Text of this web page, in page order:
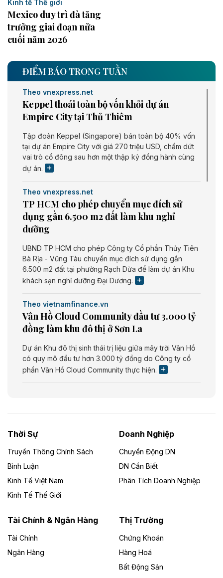
Kinh tế Thế giới
Mexico duy trì đà tăng
trưởng giai đoạn nửa
cuối năm 2026
ĐIỂM BÁO TRONG TUẦN
Theo vnexpress.net
Keppel thoái toàn bộ vốn khỏi dự án
Empire City tại Thủ Thiêm
Tập đoàn Keppel (Singapore) bán toàn bộ 40% vốn
tại dự án Empire City với giá 270 triệu USD, chấm dứt
vai trò cổ đông sau hơn một thập kỷ đồng hành cùng
dự án.
Theo vnexpress.net
TP HCM cho phép chuyển mục đích sử
dụng gần 6.500 m2 đất làm khu nghỉ
dưỡng
UBND TP HCM cho phép Công ty Cổ phần Thủy Tiên
Bà Rịa - Vũng Tàu chuyển mục đích sử dụng gần
6.500 m2 đất tại phường Rạch Dừa để làm dự án Khu
khách sạn nghỉ dưỡng Đại Dương.
Theo vietnamfinance.vn
Vân Hồ Cloud Community đầu tư 3.000 tỷ
đồng làm khu đô thị ở Sơn La
Dự án Khu đô thị sinh thái trị liệu giữa mây trời Vân Hồ
có quy mô đầu tư hơn 3.000 tỷ đồng do Công ty cổ
phần Vân Hồ Cloud Community thực hiện.
Dự án Nhà máy xử lý rác và phát điện Bắc Giang do
Công ty TNHH Năng lượng môi trường Bắc Giang làm
Theo vietnamfinance.vn
Đức Long Gia Lai mở rộng ‘hệ sinh thái’
Lai
Bốn doanh nghiệp có sự góp vốn của Công ty Cổ
phần Tập đoàn Đức Long Gia Lai (HoSE: DLG) được
Gia Lai với tổng vốn hơn 4.750 tỷ đồng.
Thời Sự
Truyền Thông Chính Sách
Bình Luận
Kinh Tế Việt Nam
Kinh Tế Thế Giới
Doanh Nghiệp
Chuyển Động DN
DN Cần Biết
Phân Tích Doanh Nghiệp
Tài Chính & Ngân Hàng
Tài Chính
Ngân Hàng
Thị Trường
Chứng Khoán
Hàng Hoá
Bất Động Sản